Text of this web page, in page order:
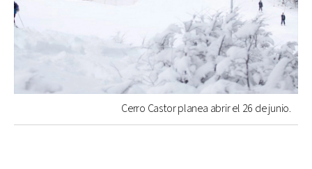
Cerro Castor planea abrir el 26 de junio.